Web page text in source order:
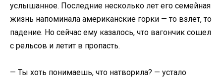
услышанное. Последние несколько лет его семейная
жизнь напоминала американские горки — то взлет, то
падение. Но сейчас ему казалось, что вагончик сошел
с рельсов и летит в пропасть.
— Ты хоть понимаешь, что натворила? — устало